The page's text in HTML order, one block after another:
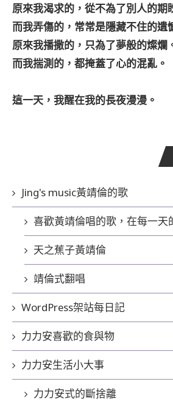
原來我渴求的，從不為了別人的期
而我弄傷的，常常是隱藏不住的遺
原來我播撒的，只為了夢般的燦爛
而我揣測的，都掩蓋了心的混亂。
這一天，我醒在我的長夜漫漫。
Jing's music黃靖倫的歌
喜歡黃靖倫唱的歌，在每一天
天之蕉子黃靖倫
靖倫式翻唱
WordPress架站每日記
力力安喜歡的食與物
力力安生活小大事
力力安式的斷捨離